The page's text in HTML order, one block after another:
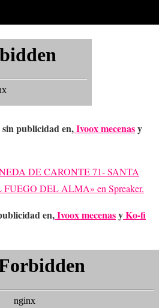
publicidad en,Ivoox mecenasy
DE CARONTE 71- SANTA
DEL ALMA» en Spreaker.
en,Ivoox mecenasyKo-fi